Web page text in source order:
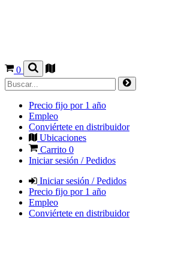
0
Precio fijo por 1 año
Empleo
Conviértete en distribuidor
Ubicaciones
Carrito 0
Iniciar sesión / Pedidos
Iniciar sesión / Pedidos
Precio fijo por 1 año
Empleo
Conviértete en distribuidor